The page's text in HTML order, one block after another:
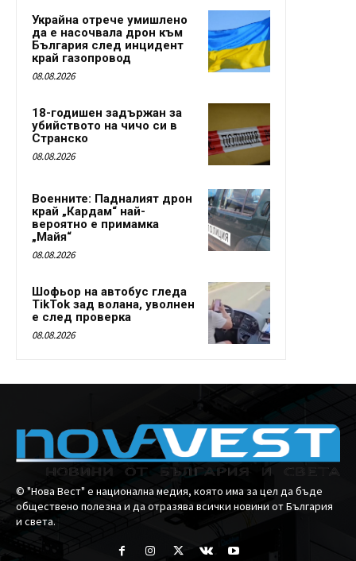
Украйна отрече умишлено
да е насочвала дрон към
България след инцидент
край газопровод
08.08.2026
18-годишен задържан за
убийството на чичо си в
Странско
08.08.2026
Военните: Падналият дрон
край „Кардам“ най-
вероятно е примамка
„Майя“
08.08.2026
Шофьор на автобус гледа
TikTok зад волана, уволнен
е след проверка
08.08.2026
© "Нова Вест" е национална медия, която има за цел да бъде
обществено полезна и да отразява всички новини от България
и света.